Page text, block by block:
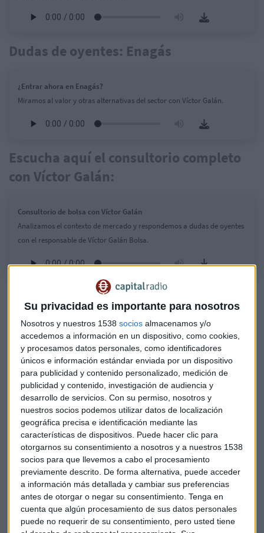
Su privacidad es importante para nosotros
Nosotros y nuestros 1538 socios almacenamos y/o
accedemos a información en un dispositivo, como cookies,
y procesamos datos personales, como identificadores
únicos e información estándar enviada por un dispositivo
para publicidad y contenido personalizado, medición de
publicidad y contenido, investigación de audiencia y
desarrollo de servicios. Con su permiso, nosotros y
nuestros socios podemos utilizar datos de localización
geográfica precisa e identificación mediante las
características de dispositivos. Puede hacer clic para
otorgarnos su consentimiento a nosotros y a nuestros 1538
socios para que llevemos a cabo el procesamiento
previamente descrito. De forma alternativa, puede acceder
a información más detallada y cambiar sus preferencias
antes de otorgar o negar su consentimiento. Tenga en
cuenta que algún procesamiento de sus datos personales
puede no requerir de su consentimiento, pero usted tiene
Dudas de oyentes: Enagás
¿Entrar ahora en Enagás?
Miramos al valor y otras alternativas del sector con Víctor Galán.
Escucha aquí el consultorio completo
con Víctor Galán:
Consultorio de bolsa con Víctor Galán
Analizamos el contexto de mercado y respondemos a dudas de oyentes
con el responsable de Víctor Galán Bolsa.
Metales preciosos como refugio ante la
incertidumbre
En este contexto de posible corrección, el oro se ha